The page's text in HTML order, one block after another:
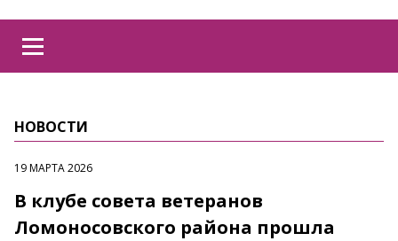
НОВОСТИ
19 МАРТА 2026
В клубе совета ветеранов
Ломоносовского района прошла